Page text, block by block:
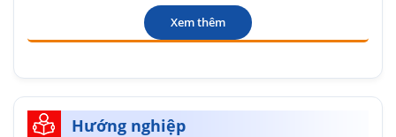
Xem thêm
Hướng nghiệp